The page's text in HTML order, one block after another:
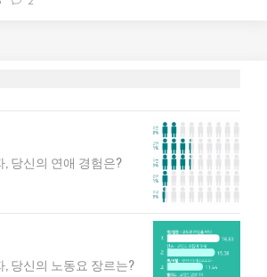
당신의 연애 경험은?
당신의 노동요 장르는?